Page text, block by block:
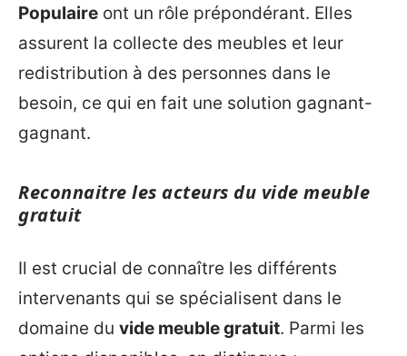
Populaire ont un rôle prépondérant. Elles
assurent la collecte des meubles et leur
redistribution à des personnes dans le
besoin, ce qui en fait une solution gagnant-
gagnant.
Reconnaitre les acteurs du vide meuble
gratuit
Il est crucial de connaître les différents
intervenants qui se spécialisent dans le
domaine du vide meuble gratuit. Parmi les